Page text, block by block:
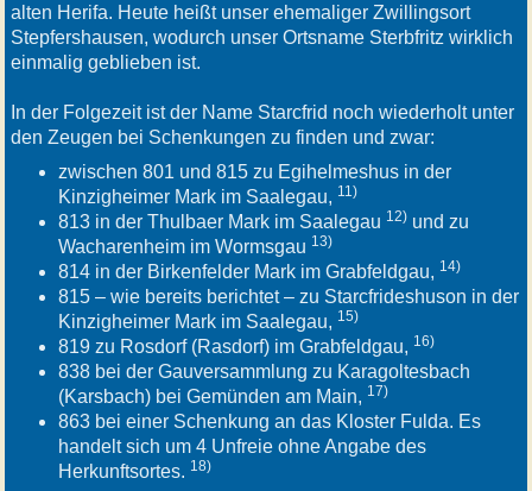
alten Herifa. Heute heißt unser ehemaliger Zwillingsort
Stepfershausen, wodurch unser Ortsname Sterbfritz wirklich
einmalig geblieben ist.
In der Folgezeit ist der Name Starcfrid noch wiederholt unter
den Zeugen bei Schenkungen zu finden und zwar:
zwischen 801 und 815 zu Egihelmeshus in der
Kinzigheimer Mark im Saalegau, 11)
813 in der Thulbaer Mark im Saalegau 12)und zu
Wacharenheim im Wormsgau 13)
814 in der Birkenfelder Mark im Grabfeldgau, 14)
815 – wie bereits berichtet – zu Starcfrideshuson in der
Kinzigheimer Mark im Saalegau, 15)
819 zu Rosdorf (Rasdorf) im Grabfeldgau, 16)
838 bei der Gauversammlung zu Karagoltesbach
(Karsbach) bei Gemünden am Main, 17)
863 bei einer Schenkung an das Kloster Fulda. Es
handelt sich um 4 Unfreie ohne Angabe des
Herkunftsortes. 18)